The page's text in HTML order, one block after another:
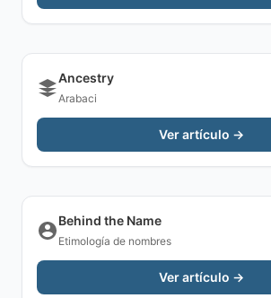
Ancestry
Arabaci
Ver artículo →
Behind the Name
Etimología de nombres
Ver artículo →